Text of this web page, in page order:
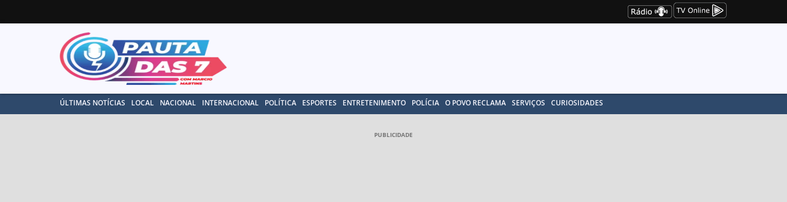
ÚLTIMAS NOTÍCIAS LOCAL NACIONAL INTERNACIONAL POLÍTICA ESPORTES ENTRETENIMENTO POLÍCIA O POVO RECLAMA SERVIÇOS CURIOSIDADES
PUBLICIDADE